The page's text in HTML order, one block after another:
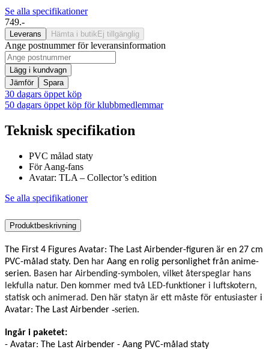
Se alla specifikationer
749.-
Leverans Hämta i butik Ej tillgänglig
Ange postnummer för leveransinformation
Lägg i kundvagn
Jämför
Spara
30 dagars öppet köp
50 dagars öppet köp för klubbmedlemmar
Teknisk specifikation
PVC målad staty
För Aang-fans
Avatar: TLA – Collector’s edition
Se alla specifikationer
Produktbeskrivning
The First 4 Figures Avatar: The Last Airbender-figuren är en 27 cm
PVC-målad staty. Den har Aang en rolig personlighet från anime-
serien. Basen har Airbending-symbolen, vilket återspeglar hans
lekfulla natur. Den kommer med två LED-funktioner i luftskotern,
statisk och animerad. Den här statyn är ett måste för entusiaster i
Avatar: The Last Airbender -serien.
Ingår i paketet:
- Avatar: The Last Airbender - Aang PVC-målad staty